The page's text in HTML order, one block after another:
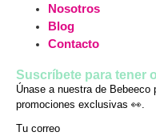
Nosotros
Blog
Contacto
Suscríbete para tener
Únase a nuestra de
promociones exclusivas 👀.
Tu correo